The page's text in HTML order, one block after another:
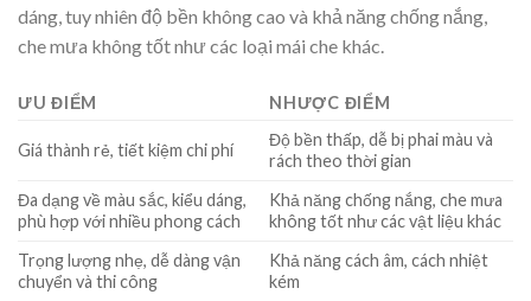
dáng, tuy nhiên độ bền không cao và khả năng chống nắng,
che mưa không tốt như các loại mái che khác.
ƯU ĐIỂM NHƯỢC ĐIỂM
Giá thành rẻ, tiết kiệm chi phí
Độ bền thấp, dễ bị phai màu và
rách theo thời gian
Đa dạng về màu sắc, kiểu dáng,
phù hợp với nhiều phong cách
Khả năng chống nắng, che mưa
không tốt như các vật liệu khác
Trọng lượng nhẹ, dễ dàng vận
chuyển và thi công
Khả năng cách âm, cách nhiệt
kém